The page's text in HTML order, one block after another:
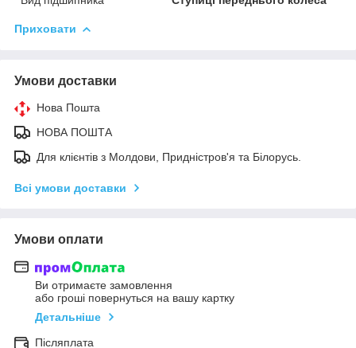
Приховати
Умови доставки
Нова Пошта
НОВА ПОШТА
Для клієнтів з Молдови, Придністров'я та Білорусь.
Всі умови доставки
Умови оплати
Ви отримаєте замовлення
або гроші повернуться на вашу картку
Детальніше
Післяплата